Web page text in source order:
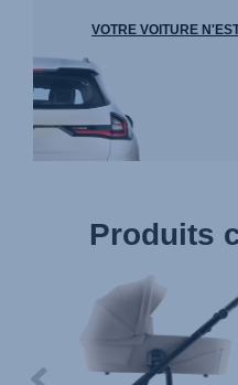
VOTRE VOITURE
Produits